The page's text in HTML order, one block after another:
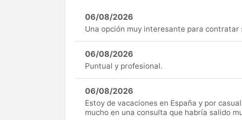
06/08/2026
Una opción muy interesante para contratar
06/08/2026
Puntual y profesional.
06/08/2026
Estoy de vacaciones en España y por
mucho en una consulta que habría salido